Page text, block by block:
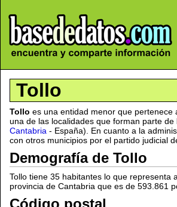
Tollo
Tollo es una entidad menor que
una de las localidades que forman parte de
Cantabria - España). En cuanto a la
con otros municipios por el partido judicial
Demografía de Tollo
Tollo tiene 35 habitantes lo que representa
provincia de Cantabria que es de 593.861
Código postal